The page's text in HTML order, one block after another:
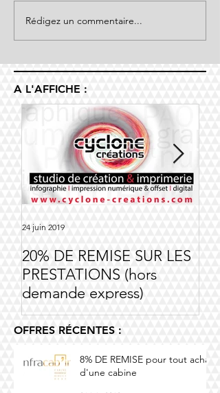
Rédigez un commentaire...
A L'AFFICHE :
20% DE REMISE SUR LES
PRESTATIONS (hors
demande express)
24 juin 2019
OFFRES RÉCENTES :
8% DE REMISE pour tout achat
d'une cabine